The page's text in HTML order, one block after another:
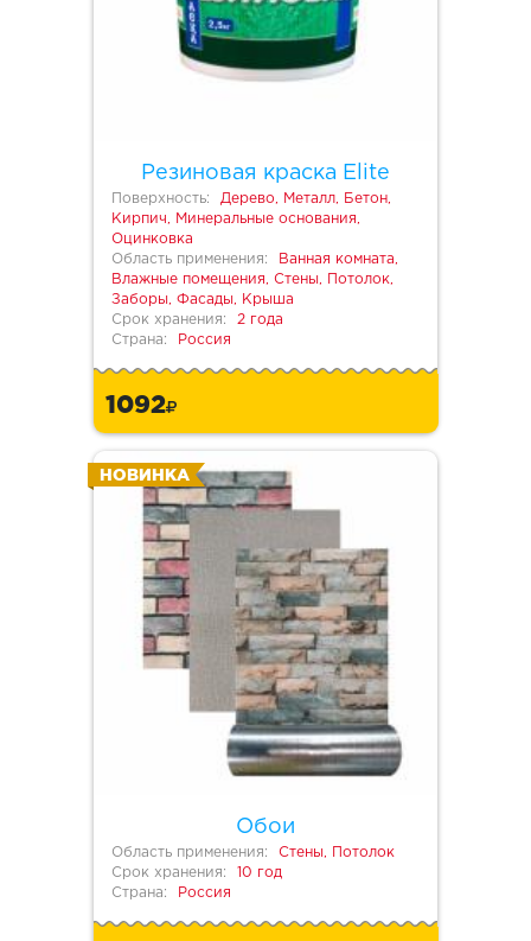
Резиновая краска Elite
Поверхность:
Дерево, Металл, Бетон,
Кирпич, Минеральные основания,
Оцинковка
Область применения:
Ванная комната,
Влажные помещения, Стены, Потолок,
Заборы, Фасады, Крыша
Срок хранения:
2 года
Страна:
Россия
1092
Обои
НОВИНКА
Область применения:
Стены, Потолок
Срок хранения:
10 год
Страна:
Россия